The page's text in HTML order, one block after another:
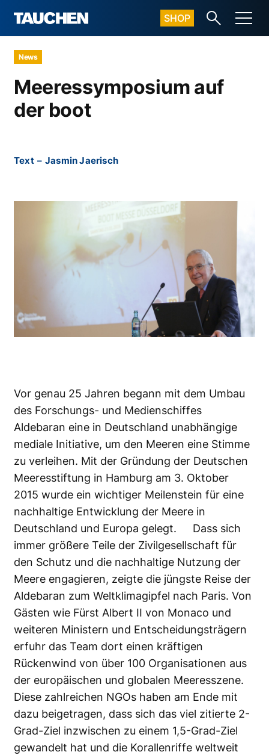
SHOP
News
Meeressymposium auf
der boot
Text – Jasmin Jaerisch
Vor genau 25 Jahren begann mit dem Umbau
des Forschungs- und Medienschiffes
Aldebaran eine in Deutschland unabhängige
mediale Initiative, um den Meeren eine Stimme
zu verleihen. Mit der Gründung der Deutschen
Meeresstiftung in Hamburg am 3. Oktober
2015 wurde ein wichtiger Meilenstein für eine
nachhaltige Entwicklung der Meere in
Deutschland und Europa gelegt. Dass sich
immer größere Teile der Zivilgesellschaft für
den Schutz und die nachhaltige Nutzung der
Meere engagieren, zeigte die jüngste Reise der
Aldebaran zum Weltklimagipfel nach Paris. Von
Gästen wie Fürst Albert II von Monaco und
weiteren Ministern und Entscheidungsträgern
erfuhr das Team dort einen kräftigen
Rückenwind von über 100 Organisationen aus
der europäischen und globalen Meeresszene.
Diese zahlreichen NGOs haben am Ende mit
dazu beigetragen, dass sich das viel zitierte 2-
Grad-Ziel inzwischen zu einem 1,5-Grad-Ziel
gewandelt hat und die Korallenriffe weltweit